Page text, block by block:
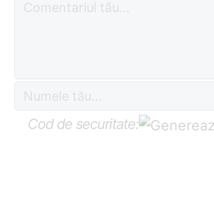
Cod de securitate: